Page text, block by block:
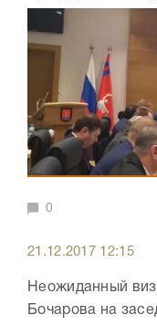
0
21.12.2017 12:15
Неожиданный
Бочарова на